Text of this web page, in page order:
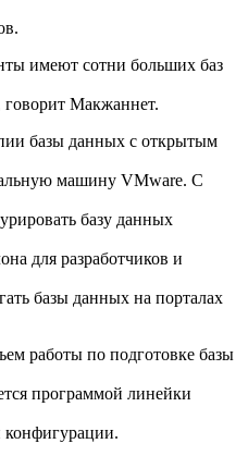
имеют сотни больших баз
Макжаннет.
базы данных с открытым
машину VMware. С
базу данных
для разработчиков и
базы данных на порталах
работы по подготовке базы
программой линейки